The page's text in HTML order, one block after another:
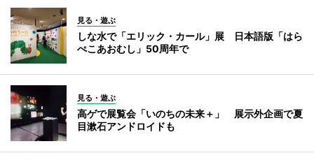
見る・遊ぶ
しな水で「エリック・カール」展 日本語版「はら
ぺこあおむし」50周年で
見る・遊ぶ
高ゲで展覧会「いのちの未来＋」 展示外企画で夏
目漱石アンドロイドも